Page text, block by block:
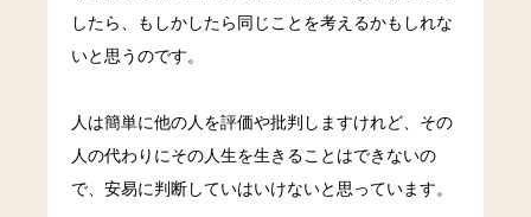
したら、もしかしたら同じことを考えるかもしれな
いと思うのです。
人は簡単に他の人を評価や批判しますけれど、その
人の代わりにその人生を生きることはできないの
で、安易に判断していはいけないと思っています。